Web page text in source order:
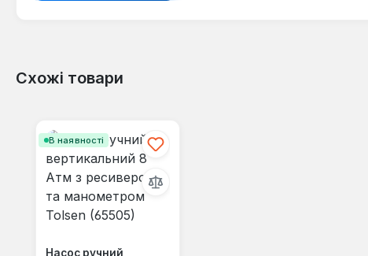
Схожі товари
В наявності
Насос ручний